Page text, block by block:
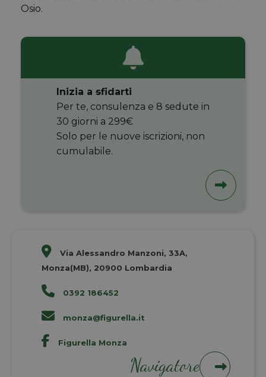
Osio.
Inizia a sfidarti
Per te, consulenza e 8 sedute in
30 giorni a 299€
Solo per le nuove iscrizioni, non
cumulabile.
Via Alessandro Manzoni, 33A,
Monza(MB), 20900 Lombardia
0392 186452
monza@figurella.it
Figurella Monza
Navigatore